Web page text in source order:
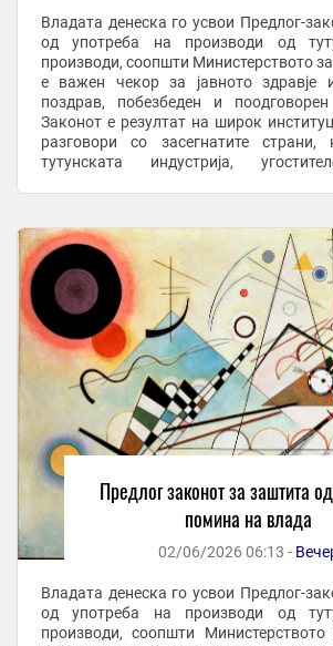
Владата денеска го усвои Предлог-
од употреба на производи од
производи, соопшти Министерството
е важен чекор за јавното здравје
поздрав, побезбеден и
Законот е резултат на широк
разговори со засегнатите страни,
тутунската индустрија,
Предлог законот за заштита
помина на влада
02/06/2026 06:13 -
Владата денеска го усвои Предлог-
од употреба на производи од
производи, соопшти Министерството